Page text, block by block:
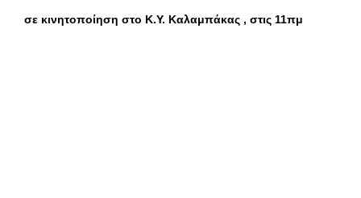
σε κινητοποίηση στο Κ.Υ. Καλαμπάκας , στις 11πμ